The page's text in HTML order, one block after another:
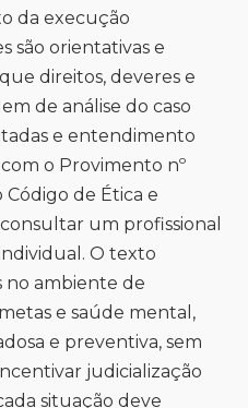
da execução
são orientativas e
direitos, deveres e
de análise do caso
e entendimento
o Provimento nº
Código de Ética e
um profissional
O texto
ambiente de
e saúde mental,
e preventiva, sem
judicialização
situação deve